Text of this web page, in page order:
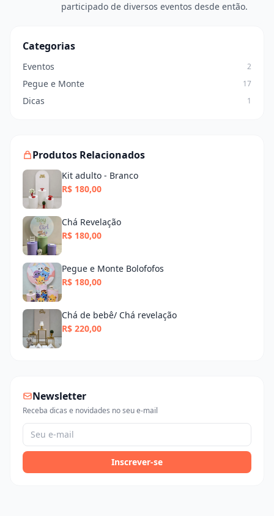
participado de diversos eventos desde então.
Categorias
Eventos 2
Pegue e Monte 17
Dicas 1
Produtos Relacionados
Kit adulto - Branco
R$ 180,00
Chá Revelação
R$ 180,00
Pegue e Monte Bolofofos
R$ 180,00
Chá de bebê/ Chá revelação
R$ 220,00
Newsletter
Receba dicas e novidades no seu e-mail
Inscrever-se